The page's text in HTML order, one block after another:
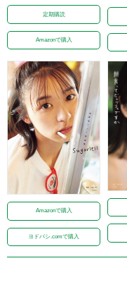
定期購読
Amazonで購入
Amazonで購入
ヨドバシ.comで購入